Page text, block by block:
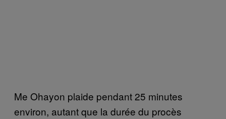
Me Ohayon plaide pendant 25 minutes
environ, autant que la durée du procès